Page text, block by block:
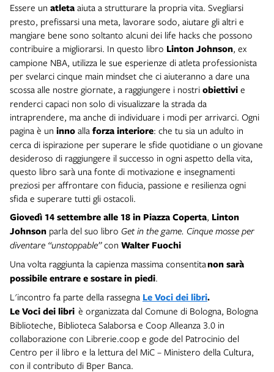
Essere un atleta aiuta a strutturare la propria vita. Svegliarsi
presto, prefissarsi una meta, lavorare sodo, aiutare gli altri e
mangiare bene sono soltanto alcuni dei life hacks che possono
contribuire a migliorarsi. In questo libro Linton Johnson, ex
campione NBA, utilizza le sue esperienze di atleta professionista
per svelarci cinque main mindset che ci aiuteranno a dare una
scossa alle nostre giornate, a raggiungere i nostri obiettivi e
renderci capaci non solo di visualizzare la strada da
intraprendere, ma anche di individuare i modi per arrivarci. Ogni
pagina è un inno alla forza interiore: che tu sia un adulto in
cerca di ispirazione per superare le sfide quotidiane o un giovane
desideroso di raggiungere il successo in ogni aspetto della vita,
questo libro sarà una fonte di motivazione e insegnamenti
preziosi per affrontare con fiducia, passione e resilienza ogni
sfida e superare tutti gli ostacoli.
Giovedì 14 settembrealle 18 in Piazza Coperta, Linton
Johnson parla del suo libro Get in the game. Cinque mosse per
diventare “unstoppable”con Walter Fuochi
Una volta raggiunta la capienza massima consentitanon sarà
possibile entrare e sostare in piedi.
L'incontro fa parte della rassegna Le Voci dei libri.
Le Voci dei libri è organizzata dal Comune di Bologna, Bologna
Biblioteche, Biblioteca Salaborsa e Coop Alleanza 3.0 in
collaborazione con Librerie.coop e gode del Patrocinio del
Centro per il libro e la lettura del MiC – Ministero della Cultura,
con il contributo di Bper Banca.